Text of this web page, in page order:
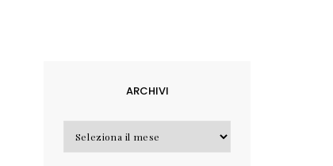
ARCHIVI
Archivi